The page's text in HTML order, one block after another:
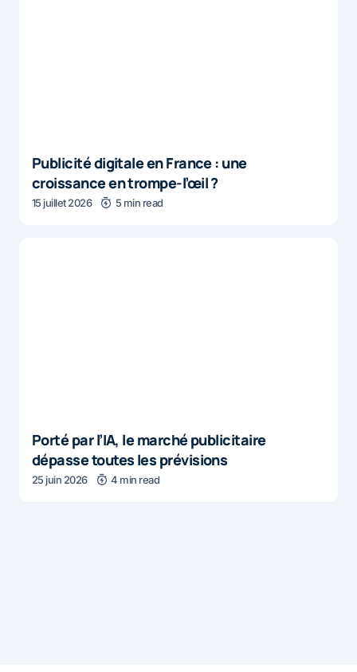
Publicité digitale en France : une
croissance en trompe-l’œil ?
15 juillet 2026 5 min read
Porté par l’IA, le marché publicitaire
dépasse toutes les prévisions
25 juin 2026 4 min read